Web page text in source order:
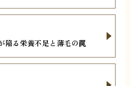
陥る栄養不足と薄毛の罠